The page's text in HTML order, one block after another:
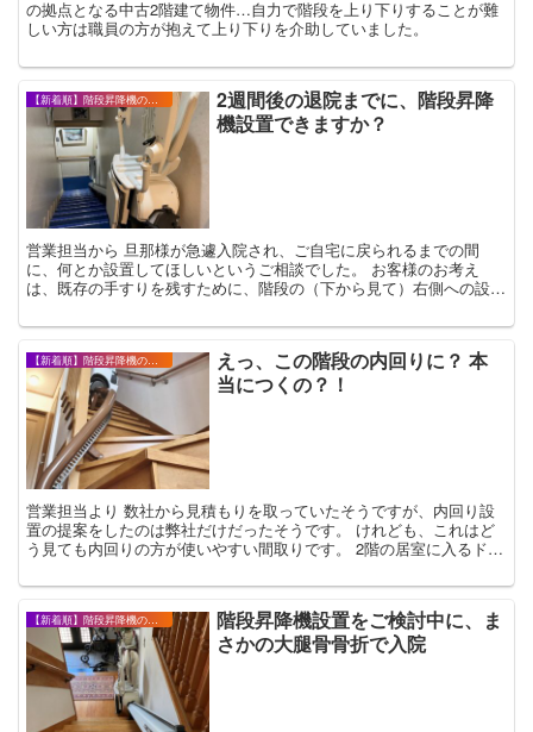
の拠点となる中古2階建て物件…自力で階段を上り下りすることが難
しい方は職員の方が抱えて上り下りを介助していました。
【新着順】階段昇降機の設置事例・お客様の声
2週間後の退院までに、階段昇降
機設置できますか？
営業担当から 旦那様が急遽入院され、ご自宅に戻られるまでの間
に、何とか設置してほしいというご相談でした。 お客様のお考え
は、既存の手すりを残すために、階段の（下から見て）右側への設置
えっ、この階段の内回りに？ 本
当につくの？！
営業担当より 数社から見積もりを取っていたそうですが、内回り設
置の提案をしたのは弊社だけだったそうです。 けれども、これはど
う見ても内回りの方が使いやすい間取りです。 2階の居室に入るドア
【新着順】階段昇降機の設置事例・お客様の声
階段昇降機設置をご検討中に、ま
さかの大腿骨骨折で入院